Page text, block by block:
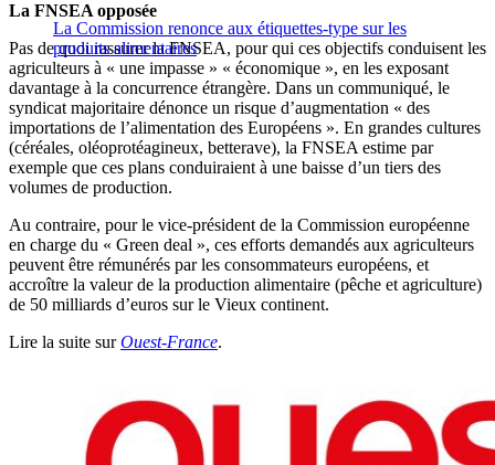
La Commission renonce aux étiquettes-type sur les
produits alimentaires
La FNSEA opposée
Pas de quoi rassurer la FNSEA, pour qui ces objectifs conduisent les
agriculteurs à « une impasse » « économique », en les exposant
davantage à la concurrence étrangère. Dans un communiqué, le
syndicat majoritaire dénonce un risque d’augmentation « des
importations de l’alimentation des Européens ». En grandes cultures
(céréales, oléoprotéagineux, betterave), la FNSEA estime par
exemple que ces plans conduiraient à une baisse d’un tiers des
volumes de production.
Au contraire, pour le vice-président de la Commission européenne
en charge du « Green deal », ces efforts demandés aux agriculteurs
peuvent être rémunérés par les consommateurs européens, et
accroître la valeur de la production alimentaire (pêche et agriculture)
de 50 milliards d’euros sur le Vieux continent.
Lire la suite surOuest-France.